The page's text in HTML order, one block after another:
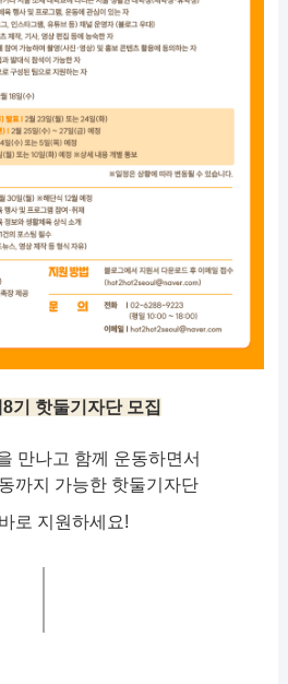
기 핫둘기자단 모집
만나고 함께 운동하면서
까지 가능한 핫둘기자단
로 지원하세요!